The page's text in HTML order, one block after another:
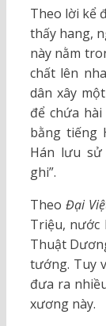
Theo lời kể
thấy hang,
này nằm
chất lên
dân xây
để chứa
bằng tiếng
Hán lưu sử
ghi”.
Theo Đại
Triệu, nước
Thuật
tướng. Tuy
đưa ra
xương này.